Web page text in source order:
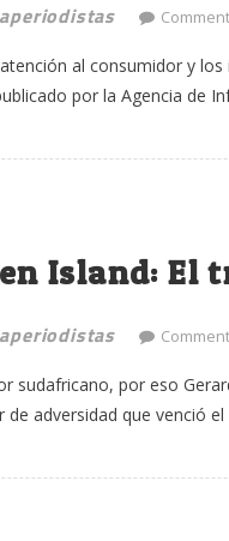
al consumidor y
por la Agencia de
Island: El
sudafricano, por eso
adversidad que venció